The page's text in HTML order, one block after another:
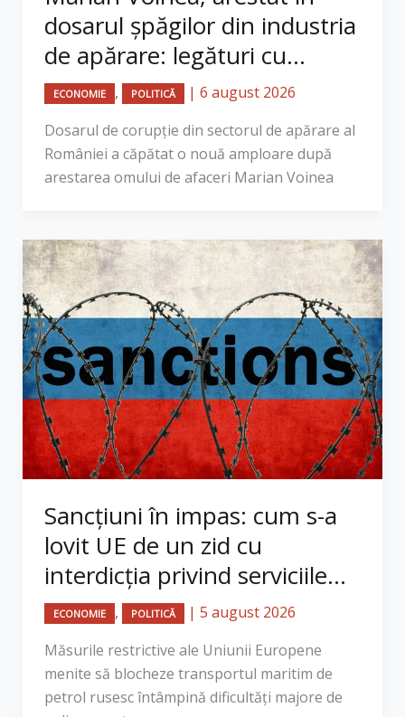
dosarul șpăgilor din industria
de apărare: legături cu...
ECONOMIE , POLITICĂ | 6 august 2026
Dosarul de corupție din sectorul de apărare al
României a căpătat o nouă amploare după
arestarea omului de afaceri Marian Voinea
Sancțiuni în impas: cum s-a
lovit UE de un zid cu
interdicția privind serviciile...
ECONOMIE , POLITICĂ | 5 august 2026
Măsurile restrictive ale Uniunii Europene
menite să blocheze transportul maritim de
petrol rusesc întâmpină dificultăți majore de